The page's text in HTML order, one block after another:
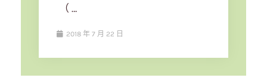
（ …
2018 年 7 月 22 日